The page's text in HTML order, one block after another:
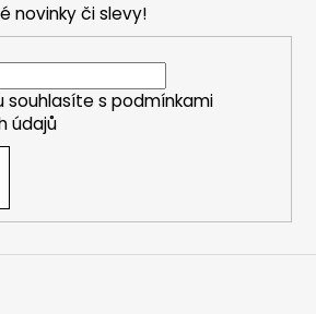
novinky či slevy!
souhlasíte s podmínkami
údajů